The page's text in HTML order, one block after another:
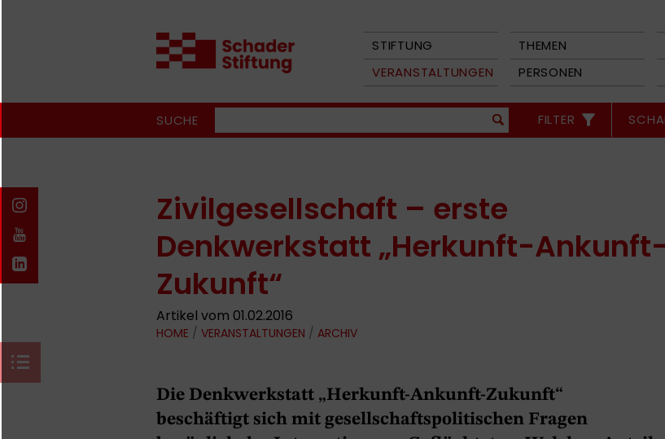
STIFTUNG THEMEN
VERANSTALTUNGEN
PERSONEN
SUCHE FILTER
Zivilgesellschaft – erste
Denkwerkstatt „Herkunft-Ankunft-
Zukunft“
Artikel vom 01.02.2016
HOME / VERANSTALTUNGEN / ARCHIV
Die Denkwerkstatt „Herkunft-Ankunft-Zukunft“
beschäftigt sich mit gesellschaftspolitischen Fragen